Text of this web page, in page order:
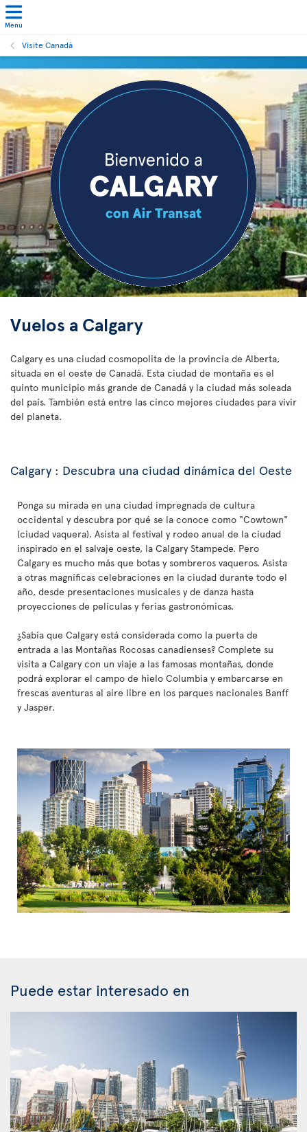
Menu
Visite Canadá
Vuelos a Calgary
Calgary es una ciudad cosmopolita de la provincia de Alberta,
situada en el oeste de Canadá. Esta ciudad de montaña es el
quinto municipio más grande de Canadá y la ciudad más soleada
del país. También está entre las cinco mejores ciudades para vivir
del planeta.
Calgary : Descubra una ciudad dinámica del Oeste
Ponga su mirada en una ciudad impregnada de cultura
occidental y descubra por qué se la conoce como "Cowtown"
(ciudad vaquera). Asista al festival y rodeo anual de la ciudad
inspirado en el salvaje oeste, la Calgary Stampede. Pero
Calgary es mucho más que botas y sombreros vaqueros. Asista
a otras magníficas celebraciones en la ciudad durante todo el
año, desde presentaciones musicales y de danza hasta
proyecciones de películas y ferias gastronómicas.
¿Sabía que Calgary está considerada como la puerta de
entrada a las Montañas Rocosas canadienses? Complete su
visita a Calgary con un viaje a las famosas montañas, donde
podrá explorar el campo de hielo Columbia y embarcarse en
frescas aventuras al aire libre en los parques nacionales Banff
y Jasper.
Puede estar interesado en